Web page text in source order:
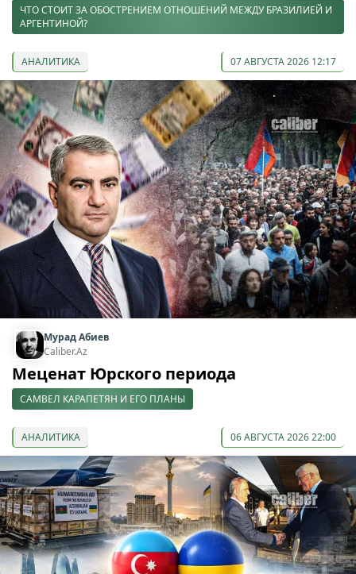
ЧТО СТОИТ ЗА ОБОСТРЕНИЕМ ОТНОШЕНИЙ МЕЖДУ БРАЗИЛИЕЙ И
АРГЕНТИНОЙ?
АНАЛИТИКА 07 АВГУСТА 2026 12:17
Мурад Абиев
Caliber.Az
Меценат Юрского периода
САМВЕЛ КАРАПЕТЯН И ЕГО ПЛАНЫ
АНАЛИТИКА 06 АВГУСТА 2026 22:00